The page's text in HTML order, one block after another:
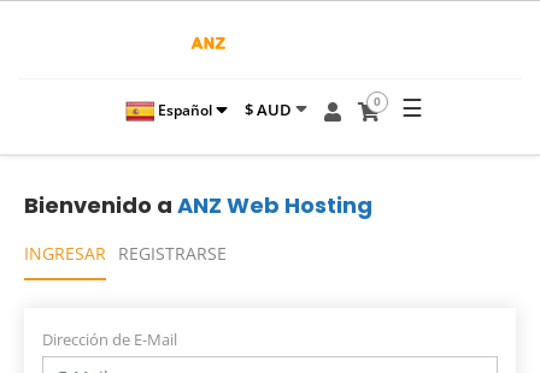
Español $ AUD 0 ☰
Bienvenido a ANZ Web Hosting
INGRESAR REGISTRARSE
Dirección de E-Mail